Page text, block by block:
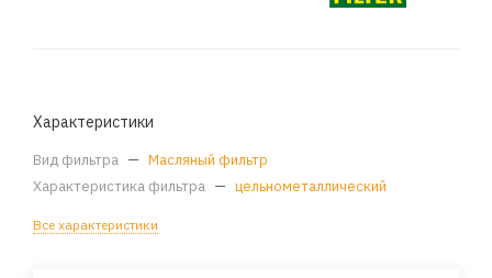
Характеристики
Вид фильтра — Масляный фильтр
Характеристика фильтра — цельнометаллический
Все характеристики